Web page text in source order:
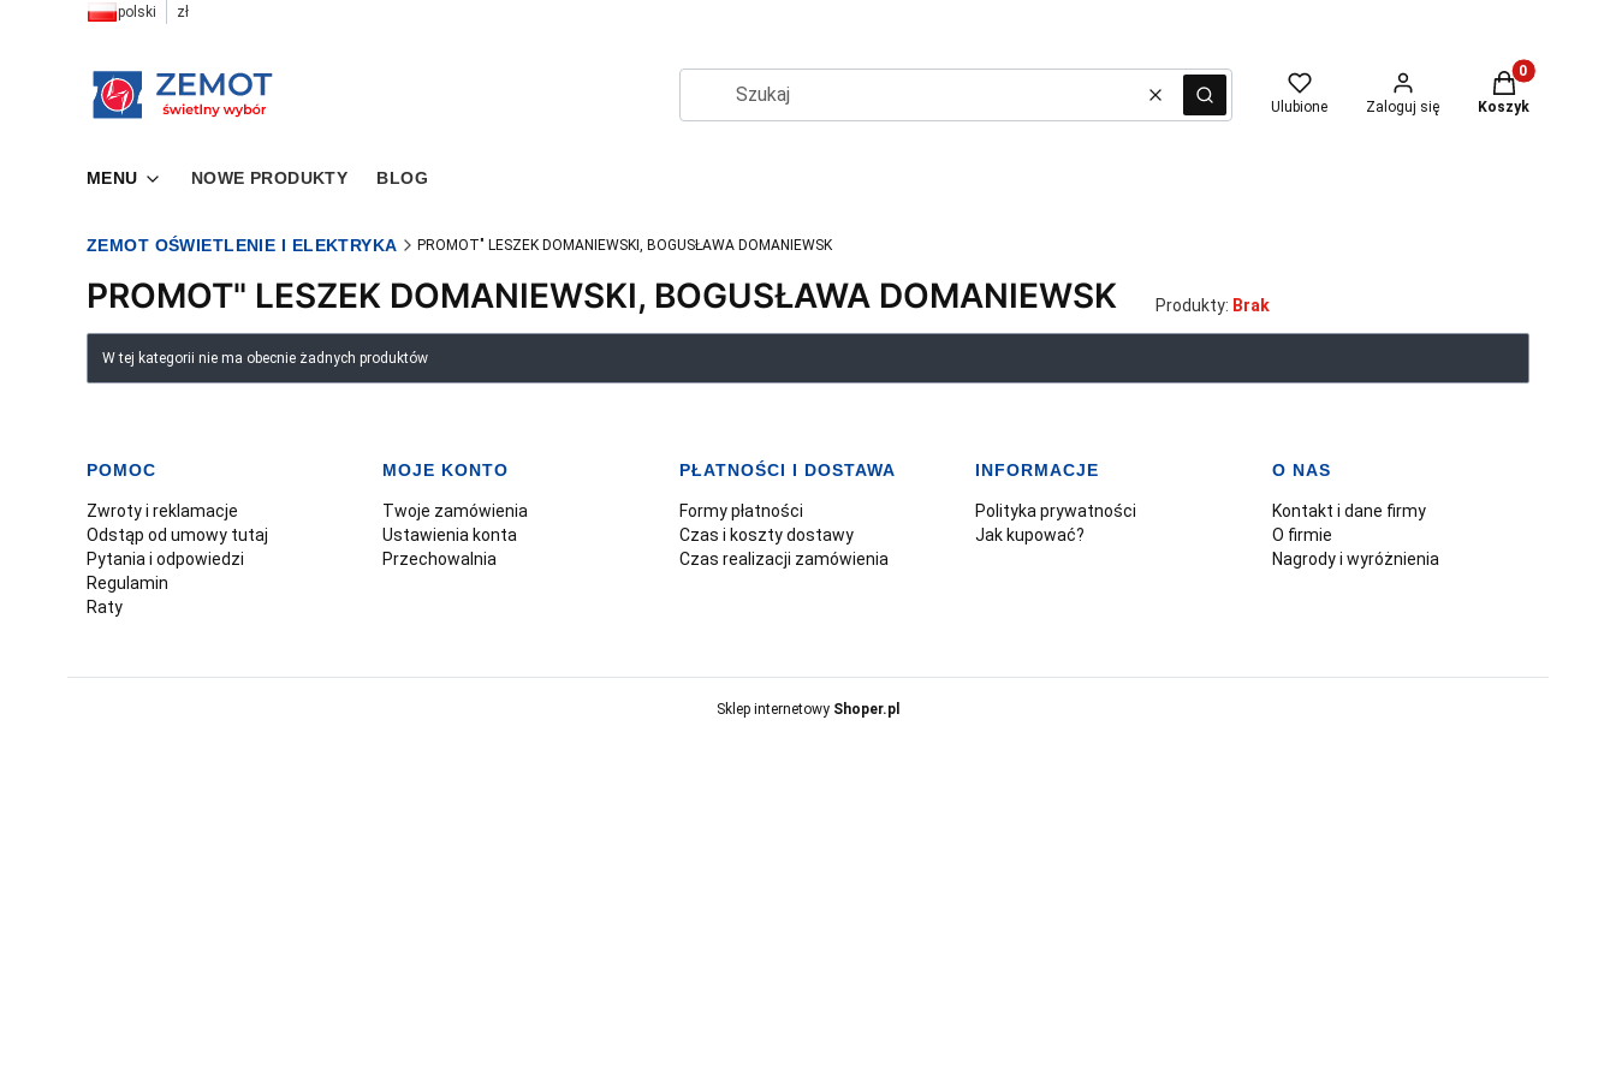
polski zł
WyczyśćSzukaj Ulubione Zaloguj się
Produkty w
Koszyk
MENU NOWE PRODUKTY BLOG
ZEMOT OŚWIETLENIE I ELEKTRYKA PROMOT" LESZEK DOMANIEWSKI, BOGUSŁAWA DOMANIEWSK
PROMOT" LESZEK DOMANIEWSKI, BOGUSŁAWA DOMANIEWSK Produkty: Brak
Lista produktów
W tej kategorii nie ma obecnie żadnych produktów
Linki w stopce
POMOC
Zwroty i reklamacje
Odstąp od umowy tutaj
Pytania i odpowiedzi
Regulamin
Raty
MOJE KONTO
Twoje zamówienia
Ustawienia konta
Przechowalnia
PŁATNOŚCI I DOSTAWA
Formy płatności
Czas i koszty dostawy
Czas realizacji zamówienia
INFORMACJE
Polityka prywatności
Jak kupować?
O NAS
Kontakt i dane firmy
O firmie
Nagrody i wyróżnienia
Sklep internetowy Shoper.pl